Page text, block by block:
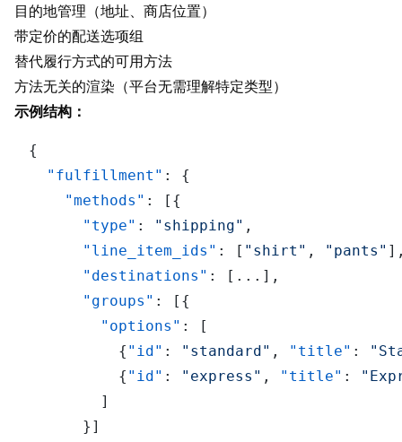
目的地管理（地址、商店位置）
带定价的配送选项组
替代履行方式的可用方法
方法无关的渲染（平台无需理解特定类型）
示例结构：
{
"fulfillment" :
{
"methods" : [ {
"type" : "shipping" ,
"line_item_ids" : [ "shirt" , "pants" ]
"destinations" : [ ... ] ,
"groups" : [ {
"options" :
[
{ "id" : "standard" , "title" :
{ "id" : "express" , "title" :
]
} ]